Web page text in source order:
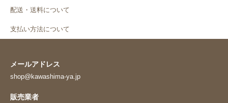
配送・送料について
支払い方法について
メールアドレス
shop@kawashima-ya.jp
販売業者